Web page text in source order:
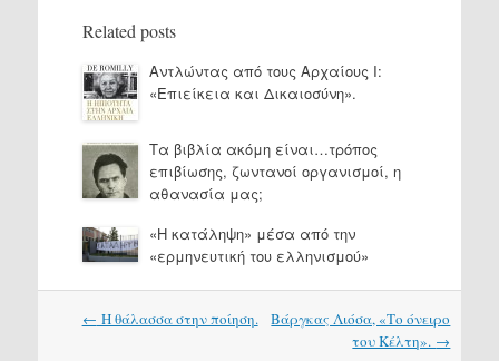
Related posts
Αντλώντας από τους Αρχαίους Ι:
«Επιείκεια και Δικαιοσύνη».
Τα βιβλία ακόμη είναι…τρόπος
επιβίωσης, ζωντανοί οργανισμοί, η
αθανασία μας;
«Η κατάληψη» μέσα από την
«ερμηνευτική του ελληνισμού»
Post
← Η θάλασσα στην ποίηση.
Βάργκας Λιόσα, «Το όνειρο
του Κέλτη». →